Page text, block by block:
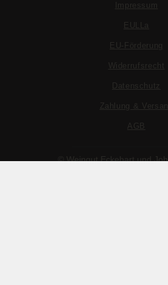
Impressum
EULLa
EU-Förderung
Widerrufsrecht
Datenschutz
Zahlung &
AGB
© Weingut Eckehart und